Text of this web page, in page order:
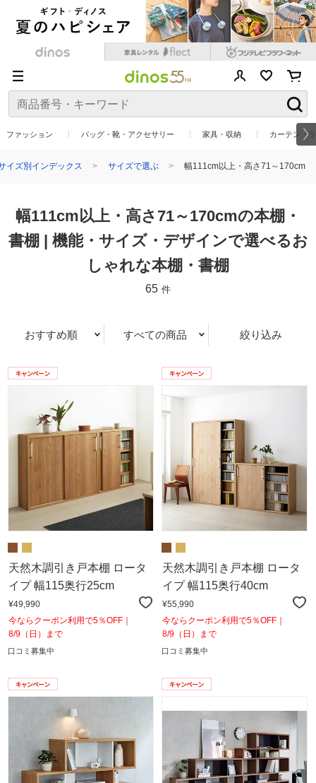
ファッション バッグ・靴・アクセサリー 家具・収納 カーテン・
イズ別インデックス サイズで選ぶ 幅111cm以上・高さ71～170cm
幅111cm以上・高さ71～170cmの本棚・
書棚 | 機能・サイズ・デザインで選べるお
しゃれな本棚・書棚
65 件
おすすめ順 すべての商品 絞り込み
天然木調引き戸本棚 ロータ
イプ 幅115奥行25cm
¥49,990
今ならクーポン利用で5％OFF｜
8/9（日）まで
口コミ募集中
天然木調引き戸本棚 ロータ
イプ 幅115奥行40cm
¥55,990
今ならクーポン利用で5％OFF｜
8/9（日）まで
口コミ募集中